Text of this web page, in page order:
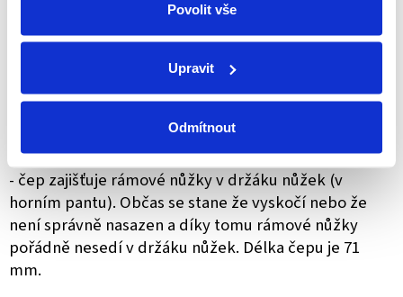
Povolit vše
Upravit
Odmítnout
- čep zajišťuje rámové nůžky v držáku nůžek (v
horním pantu). Občas se stane že vyskočí nebo že
není správně nasazen a díky tomu rámové nůžky
pořádně nesedí v držáku nůžek. Délka čepu je 71
mm.